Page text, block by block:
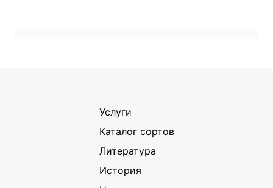
Услуги
Каталог сортов
Литература
История